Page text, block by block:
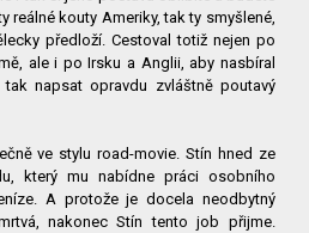
reálné kouty Ameriky, tak ty smyšlené,
předloží. Cestoval totiž nejen po
ale i po Irsku a Anglii, aby nasbíral
napsat opravdu zvláštně poutavý
ve stylu road-movie. Stín hned ze
který mu nabídne práci osobního
A protože je docela neodbytný
nakonec Stín tento job přijme.